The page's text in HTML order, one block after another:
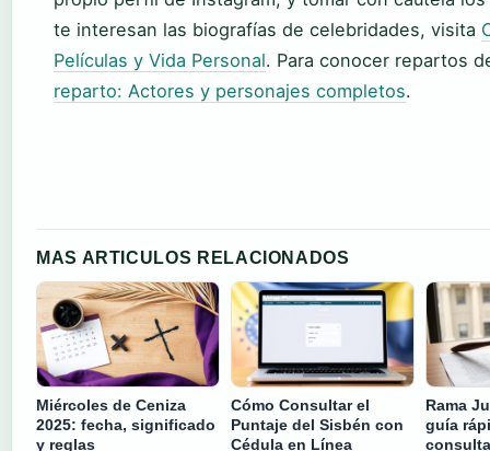
te interesan las biografías de celebridades, visita
Películas y Vida Personal. Para conocer repartos
reparto: Actores y personajes completos.
MAS ARTICULOS RELACIONADOS
Miércoles de Ceniza
2025: fecha, significado
y reglas
Cómo Consultar el
Puntaje del Sisbén con
Cédula en Línea
Rama
guía